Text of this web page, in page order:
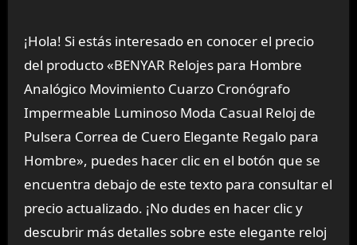
¡Hola! Si estás interesado en conocer el precio
del producto «BENYAR Relojes para Hombre
Analógico Movimiento Cuarzo Cronógrafo
Impermeable Luminoso Moda Casual Reloj de
Pulsera Correa de Cuero Elegante Regalo para
Hombre», puedes hacer clic en el botón que se
encuentra debajo de este texto para consultar el
precio actualizado. ¡No dudes en hacer clic y
descubrir más detalles sobre este elegante reloj